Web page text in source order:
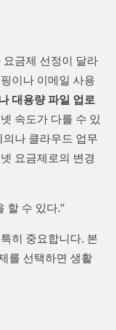
금제 선정이 달라
이나 이메일 사용
대용량 파일 업로
속도가 다를 수 있
나 클라우드 업무
요금제로의 변경
할 수 있다.”
히 중요합니다. 본
를 선택하면 생활